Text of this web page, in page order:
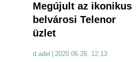
Megújult az ikonikus
belvárosi Telenor
üzlet
d.adel 2020.06.26. 12:13